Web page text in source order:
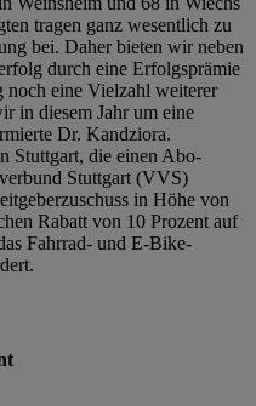
tragen ganz wesentlich zu
bei. Daher bieten wir neben
durch eine Erfolgsprämie
eine Vielzahl weiterer
in diesem Jahr um eine
Dr. Kandziora.
Stuttgart, die einen Abo-
Stuttgart (VVS)
in Höhe von
Rabatt von 10 Prozent auf
Fahrrad- und E-Bike-